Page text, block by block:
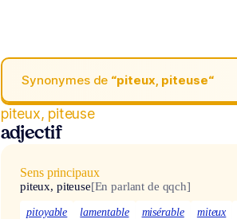
Synonymes de “piteux, piteuse“
piteux, piteuse
adjectif
Sens principaux
piteux, piteuse[En parlant de qqch]
pitoyable lamentable misérable miteux